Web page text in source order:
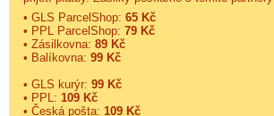
• GLS ParcelShop: 65 Kč
• PPL ParcelShop: 79 Kč
• Zásilkovna: 89 Kč
• Balíkovna: 99 Kč
• GLS kurýr: 99 Kč
• PPL: 109 Kč
• Česká pošta: 109 Kč